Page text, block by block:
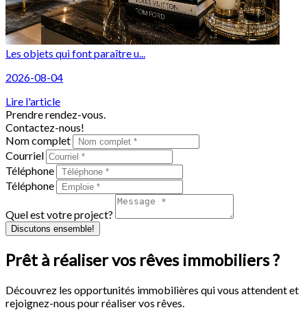
Les objets qui font paraître u...
2026-08-04
Lire l'article
Prendre rendez-vous.
Contactez-nous!
Nom complet
Courriel
Téléphone
Téléphone
Quel est votre project?
Discutons ensemble!
Prêt à réaliser vos rêves immobiliers ?
Découvrez les opportunités immobilières qui vous attendent et
rejoignez-nous pour réaliser vos rêves.